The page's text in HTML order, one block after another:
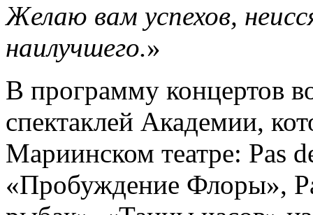
Желаю вам успехов,
наилучшего.»
В программу концертов
спектаклей Академии,
Мариинском театре: Pas
«Пробуждение Флоры»,